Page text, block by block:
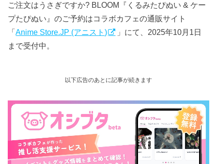
ご注文はうさぎですか? BLOOM『くるみたぴぬい & ケー
プたぴぬい』のご予約はコラボカフェの通販サイト
「Anime Store.JP (アニスト)
」にて、2025年10月1日
まで受付中。
以下広告のあとに記事が続きます